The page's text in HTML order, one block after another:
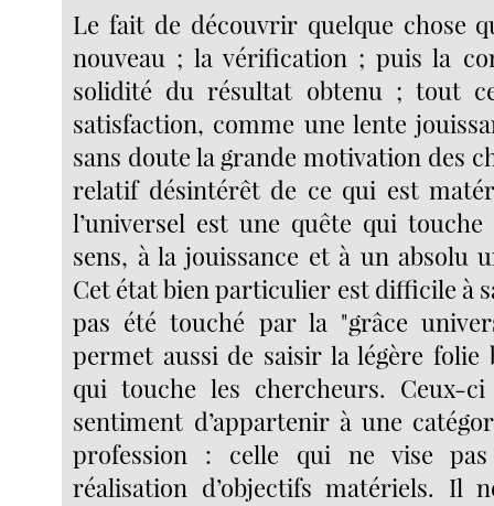
Le fait de découvrir quelque chose
nouveau ; la vérification ; puis la
solidité du résultat obtenu ; tout
satisfaction, comme une lente
sans doute la grande motivation des
relatif désintérêt de ce qui est
l’universel est une quête qui
sens, à la jouissance et à un absolu
Cet état bien particulier est difficile à
pas été touché par la "grâce
permet aussi de saisir la légère
qui touche les chercheurs. Ceux-
sentiment d’appartenir à une
profession : celle qui ne vise
réalisation d’objectifs matériels. Il